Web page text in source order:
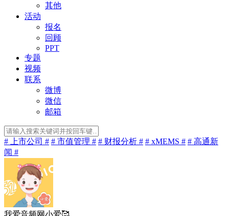
其他
活动
报名
回顾
PPT
专题
视频
联系
微博
微信
邮箱
# 上市公司 # # 市值管理 # # 财报分析 # # xMEMS # # 高通新
闻 #
我爱音频网小爱🥰